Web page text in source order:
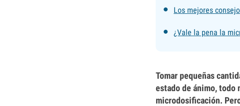
Los mejores
¿Vale la pena la
Tomar pequeñas
estado de ánimo, todo
microdosificación.